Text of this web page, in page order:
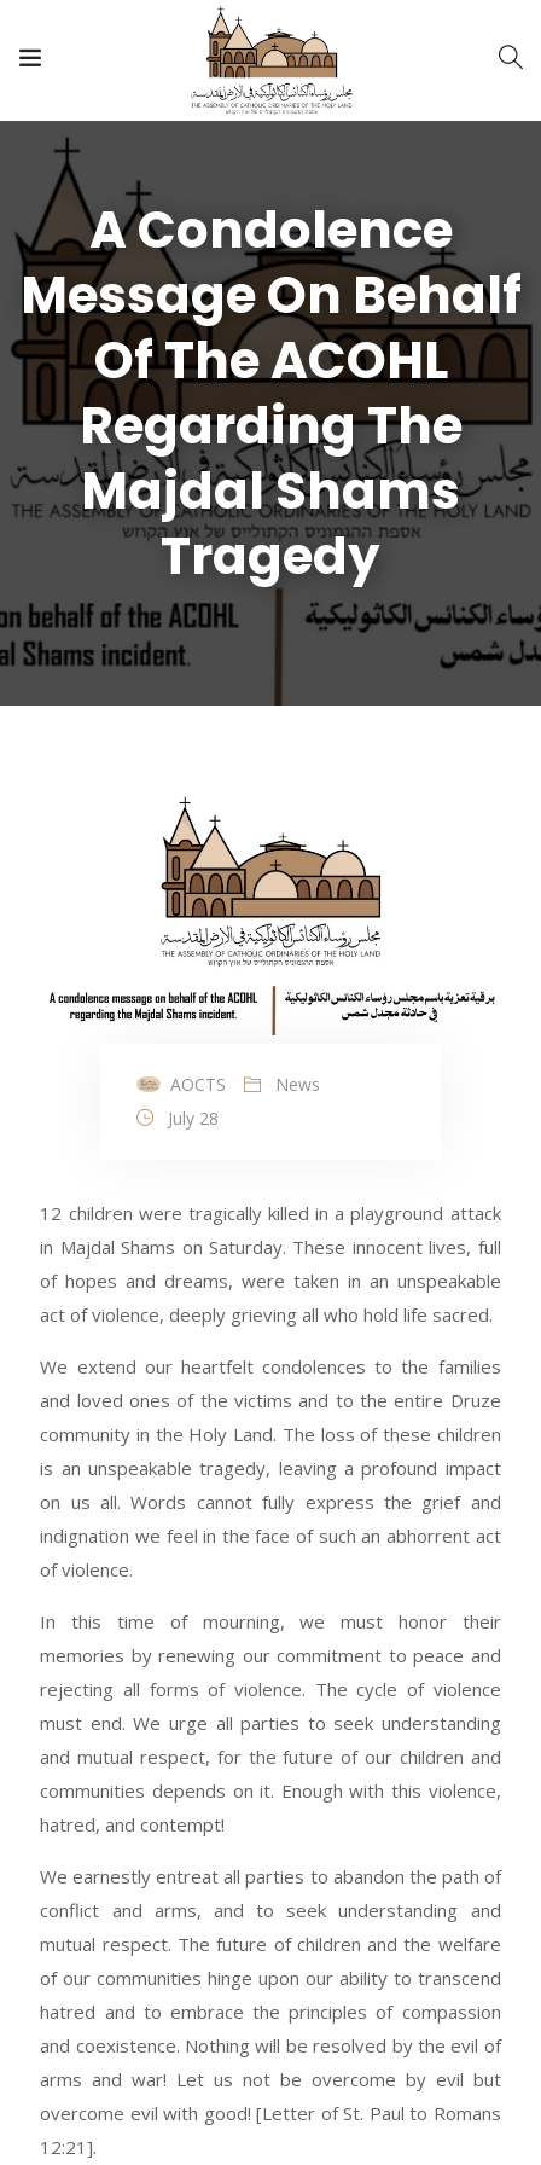
A Condolence
Message On Behalf
Of The ACOHL
Regarding The
Majdal Shams
Tragedy
AOCTS
News
July 28
12 children were tragically killed in a playground attack
in Majdal Shams on Saturday. These innocent lives, full
of hopes and dreams, were taken in an unspeakable
act of violence, deeply grieving all who hold life sacred.
We extend our heartfelt condolences to the families
and loved ones of the victims and to the entire Druze
community in the Holy Land. The loss of these children
is an unspeakable tragedy, leaving a profound impact
on us all. Words cannot fully express the grief and
indignation we feel in the face of such an abhorrent act
of violence.
In this time of mourning, we must honor their
memories by renewing our commitment to peace and
rejecting all forms of violence. The cycle of violence
must end. We urge all parties to seek understanding
and mutual respect, for the future of our children and
communities depends on it. Enough with this violence,
hatred, and contempt!
We earnestly entreat all parties to abandon the path of
conflict and arms, and to seek understanding and
mutual respect. The future of children and the welfare
of our communities hinge upon our ability to transcend
hatred and to embrace the principles of compassion
and coexistence. Nothing will be resolved by the evil of
arms and war! Let us not be overcome by evil but
overcome evil with good! [Letter of St. Paul to Romans
12:21].